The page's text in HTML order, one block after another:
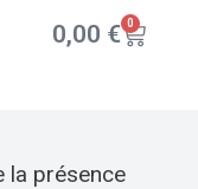
0,00 € 0
la présence